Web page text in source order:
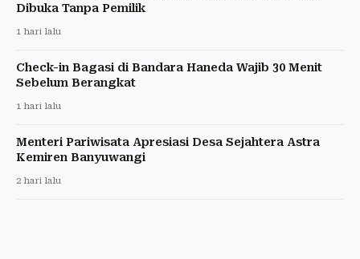
Dibuka Tanpa Pemilik
1 hari lalu
Check-in Bagasi di Bandara Haneda Wajib 30 Menit
Sebelum Berangkat
1 hari lalu
Menteri Pariwisata Apresiasi Desa Sejahtera Astra
Kemiren Banyuwangi
2 hari lalu